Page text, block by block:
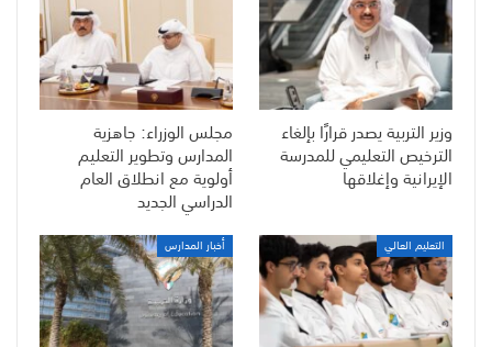
وزير التربية يصدر قرارًا بإلغاء
الترخيص التعليمي للمدرسة
الإيرانية وإغلاقها
مجلس الوزراء: جاهزية
المدارس وتطوير التعليم
أولوية مع انطلاق العام
الدراسي الجديد
التعليم العالي أخبار المدارس